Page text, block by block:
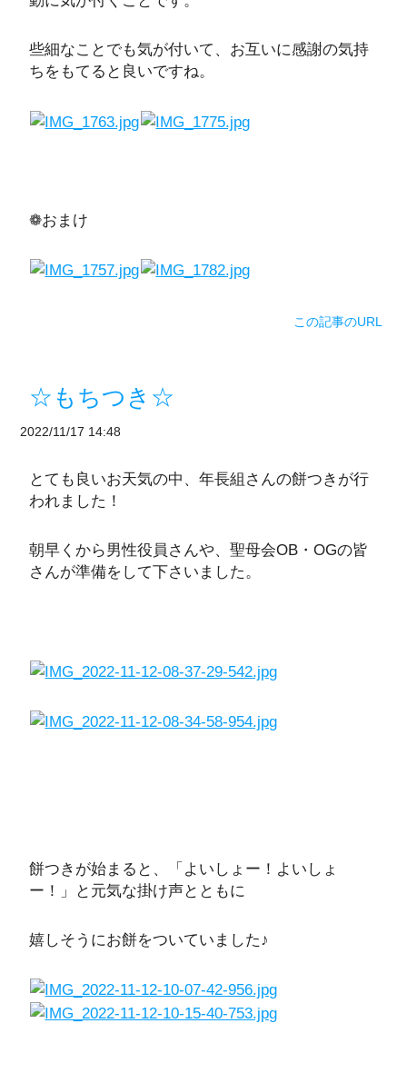
些細なことでも気が付いて、お互いに感謝の気持
ちをもてると良いですね。
❁おまけ
この記事のURL
☆もちつき☆
2022/11/17 14:48
とても良いお天気の中、年長組さんの餅つきが行
われました！
朝早くから男性役員さんや、聖母会OB・OGの皆
さんが準備をして下さいました。
餅つきが始まると、「よいしょー！よいしょ
ー！」と元気な掛け声とともに
嬉しそうにお餅をついていました♪